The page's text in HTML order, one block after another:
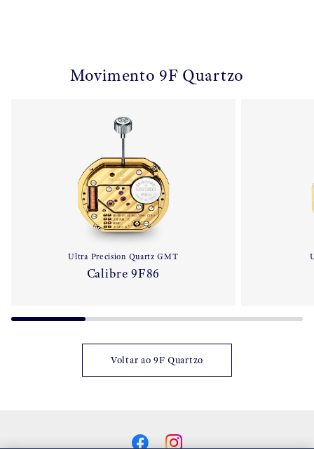
Movimento 9F Quartzo
Ultra Precision Quartz GMT
Calibre 9F86
Voltar ao 9F Quartzo